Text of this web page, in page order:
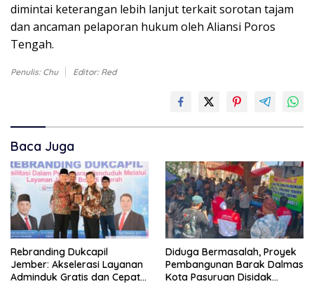
dimintai keterangan lebih lanjut terkait sorotan tajam
dan ancaman pelaporan hukum oleh Aliansi Poros
Tengah.
Penulis: Chu Editor: Red
Baca Juga
Rebranding Dukcapil
Jember: Akselerasi Layanan
Adminduk Gratis dan Cepat
Diduga Bermasalah, Proyek
Pembangunan Barak Dalmas
Kota Pasuruan Disidak